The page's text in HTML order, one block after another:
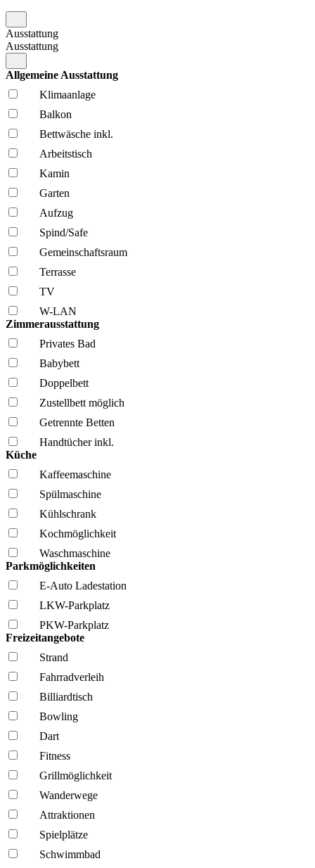
Ausstattung
Ausstattung
Allgemeine Ausstattung
Klima­anlage
Balkon
Bettwäsche inkl.
Arbeitstisch
Kamin
Garten
Aufzug
Spind/Safe
Gemeinschafts­raum
Terrasse
TV
W-LAN
Zimmerausstattung
Privates Bad
Babybett
Doppelbett
Zustellbett möglich
Getrennte Betten
Handtücher inkl.
Küche
Kaffee­maschine
Spül­maschine
Kühl­schrank
Kochmöglich­keit
Wasch­maschine
Parkmöglichkeiten
E-Auto Ladestation
LKW-Parkplatz
PKW-Parkplatz
Freizeitangebote
Strand
Fahrrad­verleih
Billiardtisch
Bowling
Dart
Fitness
Grillmöglich­keit
Wanderwege
Attraktionen
Spielplätze
Schwimmbad